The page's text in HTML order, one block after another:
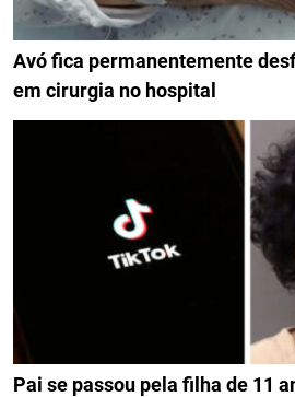
Avó fica permanentemente
em cirurgia no hospital
Pai se passou pela filha de 11